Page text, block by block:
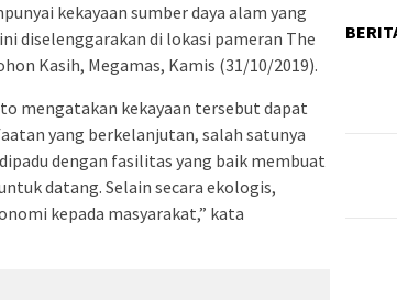
kekayaan sumber daya alam yang
diselenggarakan di lokasi pameran The
Kasih, Megamas, Kamis (31/10/2019).
mengatakan kekayaan tersebut dapat
yang berkelanjutan, salah satunya
dengan fasilitas yang baik membuat
datang. Selain secara ekologis,
kepada masyarakat,” kata